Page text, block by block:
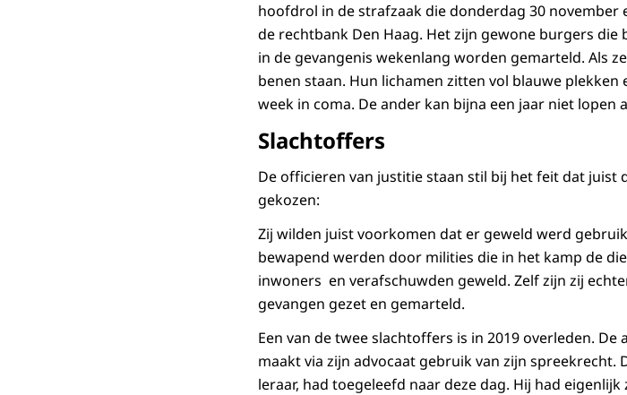
hoofdrol in de strafzaak die donderdag 30
de rechtbank Den Haag. Het zijn gewone burgers
in de gevangenis wekenlang worden gemarteld. Als
benen staan. Hun lichamen zitten vol blauwe plekken
week in coma. De ander kan bijna een jaar niet lopen
Slachtoffers
De officieren van justitie staan stil bij het feit dat juist
gekozen:
Zij wilden juist voorkomen dat er geweld werd
bewapend werden door milities die in het kamp de
inwoners en verafschuwden geweld. Zelf zijn zij
gevangen gezet en gemarteld.
Een van de twee slachtoffers is in 2019 overleden.
maakt via zijn advocaat gebruik van zijn spreekrecht.
leraar, had toegeleefd naar deze dag. Hij had